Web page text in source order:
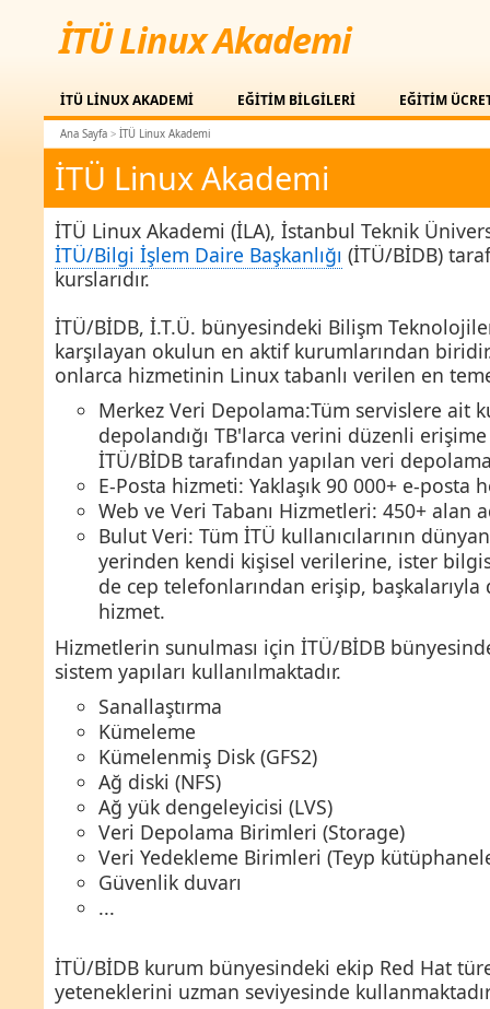
İTÜ Linux Akademi
İTÜ LİNUX AKADEMİ EĞİTİM BİLGİLERİ EĞİTİM
Ana Sayfa > İTÜ Linux Akademi
İTÜ Linux Akademi
İTÜ Linux Akademi (İLA), İstanbul Teknik
İTÜ/Bilgi İşlem Daire Başkanlığı (İTÜ/BİDB)
kurslarıdır.
İTÜ/BİDB, İ.T.Ü. bünyesindeki Bilişm
karşılayan okulun en aktif kurumlarından
onlarca hizmetinin Linux tabanlı verilen en
Merkez Veri Depolama:Tüm servislere ait
depolandığı TB'larca verini düzenli erişime
İTÜ/BİDB tarafından yapılan veri
E-Posta hizmeti: Yaklaşık 90 000+ e-posta
Web ve Veri Tabanı Hizmetleri: 450+ alan
Bulut Veri: Tüm İTÜ kullanıcılarının
yerinden kendi kişisel verilerine, ister
de cep telefonlarından erişip,
hizmet.
Hizmetlerin sunulması için İTÜ/BİDB
sistem yapıları kullanılmaktadır.
Sanallaştırma
Kümeleme
Kümelenmiş Disk (GFS2)
Ağ diski (NFS)
Ağ yük dengeleyicisi (LVS)
Veri Depolama Birimleri (Storage)
Veri Yedekleme Birimleri (Teyp
Güvenlik duvarı
...
İTÜ/BİDB kurum bünyesindeki ekip Red Hat
yeteneklerini uzman seviyesinde